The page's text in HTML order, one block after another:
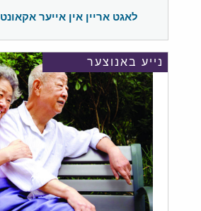
לאגט אריין אין אייער אקאונט
נייע באנוצער